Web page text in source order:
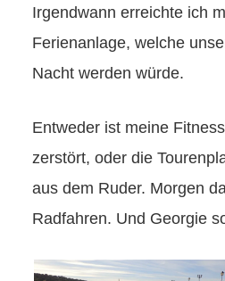
Irgendwann erreichte ich
Ferienanlage, welche
Nacht werden würde.
Entweder ist meine
zerstört, oder die
aus dem Ruder. Morgen
Radfahren. Und Georgie